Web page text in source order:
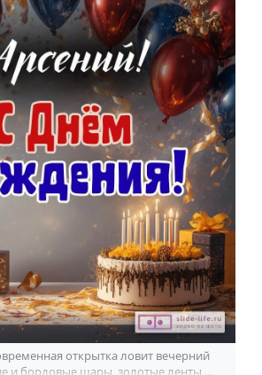
открытка ловит вечерний
и бордовые шары, золотые ленты и